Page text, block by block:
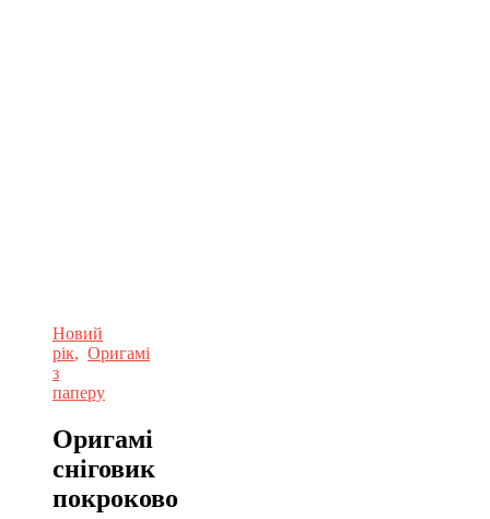
Новий
рік, Оригамі
з
паперу
Оригамі
сніговик
покроково